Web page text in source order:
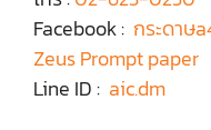
Facebook : กระดาษ
Zeus Prompt paper
Line ID : aic.dm